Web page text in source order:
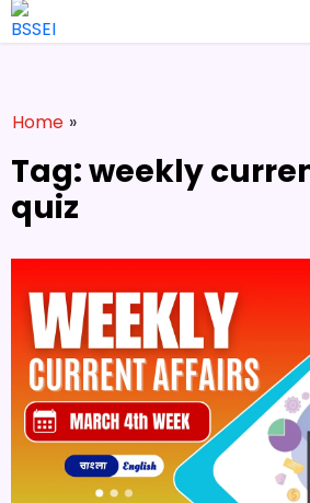
Home »
Tag: weekly
quiz